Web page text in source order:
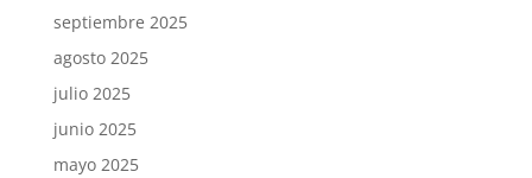
septiembre 2025
agosto 2025
julio 2025
junio 2025
mayo 2025